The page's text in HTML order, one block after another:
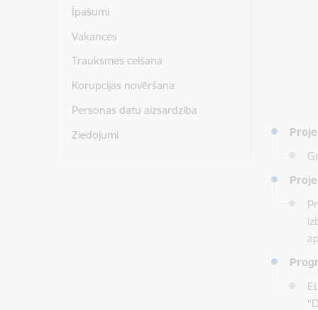
Īpašumi
Vakances
Trauksmes celšana
Korupcijas novēršana
Personas datu aizsardzība
Ziedojumi